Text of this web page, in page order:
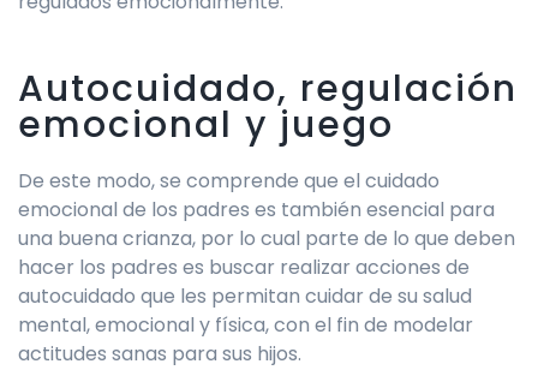
Autocuidado, regulación
emocional y juego
De este modo, se comprende que el cuidado
emocional de los padres es también esencial para
una buena crianza, por lo cual parte de lo que deben
hacer los padres es buscar realizar acciones de
autocuidado que les permitan cuidar de su salud
mental, emocional y física, con el fin de modelar
actitudes sanas para sus hijos.